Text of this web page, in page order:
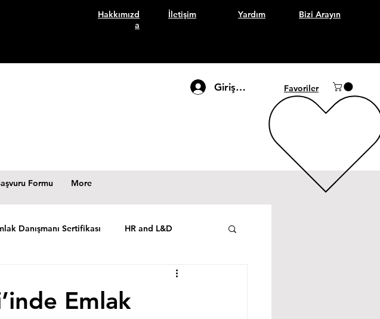
Hakkımızd
a
İletişim Yardım Bizi Arayın
Giriş Yap Favoriler
Formu More
Danışmanı Sertifikası HR and L&D
Emlak